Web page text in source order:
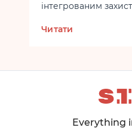
інтегрованим
Ідеально підходить
Читати
Everything